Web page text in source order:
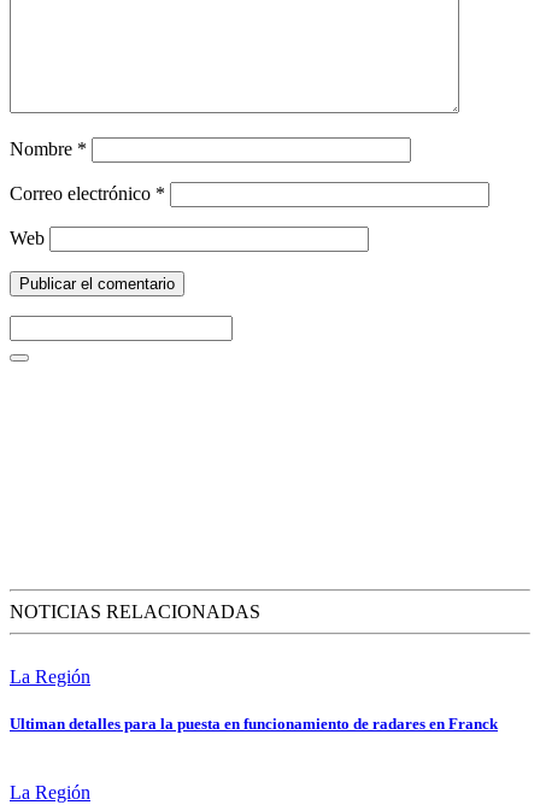
Nombre *
Correo electrónico *
Web
NOTICIAS RELACIONADAS
La Región
Ultiman detalles para la puesta en funcionamiento de radares en Franck
La Región